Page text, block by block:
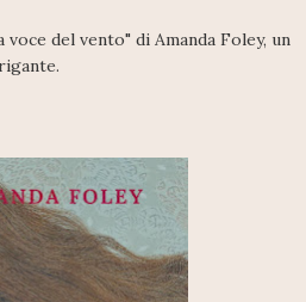
del vento" di Amanda Foley, un